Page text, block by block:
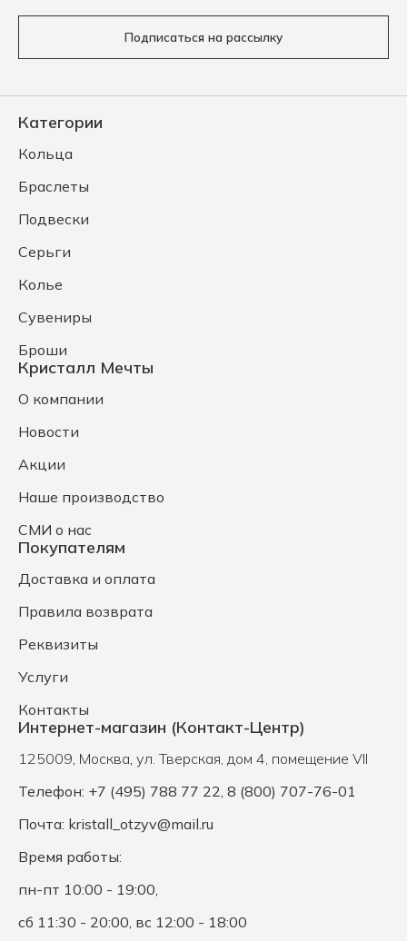
Подписаться на рассылку
Категории
Кольца
Браслеты
Подвески
Серьги
Колье
Сувениры
Броши
Кристалл Мечты
О компании
Новости
Акции
Наше производство
СМИ о нас
Покупателям
Доставка и оплата
Правила возврата
Реквизиты
Услуги
Контакты
Интернет-магазин (Контакт-Центр)
125009, Москва, ул. Тверская, дом 4, помещение VII
Телефон: +7 (495) 788 77 22, 8 (800) 707-76-01
Почта: kristall_otzyv@mail.ru
Время работы:
пн-пт 10:00 - 19:00,
сб 11:30 - 20:00, вс 12:00 - 18:00